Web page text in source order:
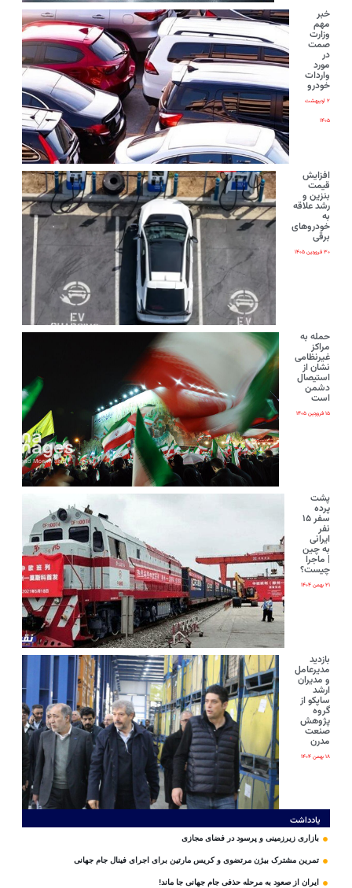
خبر
مهم
وزارت
صمت
در
مورد
واردات
خودرو
۲ اردیبهشت
۱۴۰۵
افزایش
قیمت
بنزین و
رشد علاقه
به
خودروهای
برقی
۳۰ فروردین ۱۴۰۵
حمله به
مراکز
غیرنظامی
نشان از
استیصال
دشمن
است
۱۵ فروردین ۱۴۰۵
پشت
پرده
سفر ۱۵
نفر
ایرانی‌
به چین
| ماجرا
چیست؟
۲۱ بهمن ۱۴۰۴
بازدید
مدیرعامل
و مدیران
ارشد
ساپکو از
گروه
پژوهش
صنعت
مدرن
۱۸ بهمن ۱۴۰۴
یادداشت
بازاری زیرزمینی و پرسود در فضای مجازی
تمرین مشترک بیژن مرتضوی و کریس مارتین برای اجرای فینال جام جهانی
ایران از صعود به مرحله حذفی جام جهانی جا ماند!